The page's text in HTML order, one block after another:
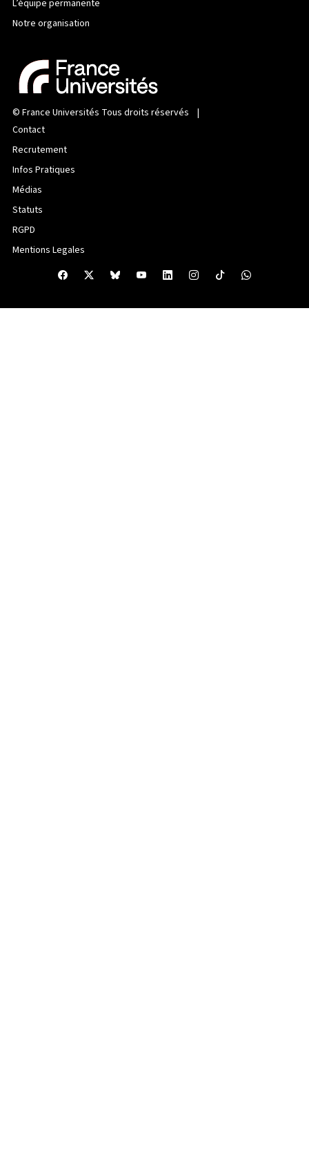
L’équipe permanente
Notre organisation
© France Universités Tous droits réservés |
Contact
Recrutement
Infos Pratiques
Médias
Statuts
RGPD
Mentions Legales